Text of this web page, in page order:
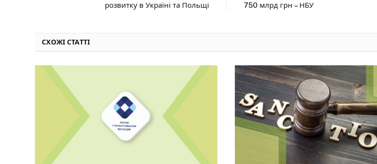
розвитку в Україні та Польщі
750 млрд грн – НБУ
СХОЖІ СТАТТІ